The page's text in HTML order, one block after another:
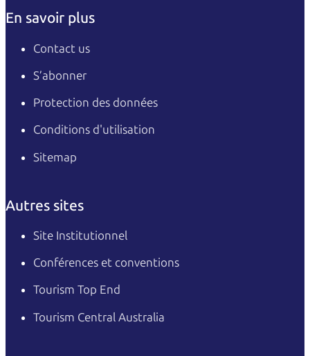
En savoir plus
Contact us
S’abonner
Protection des données
Conditions d'utilisation
Sitemap
Autres sites
Site Institutionnel
Conférences et conventions
Tourism Top End
Tourism Central Australia